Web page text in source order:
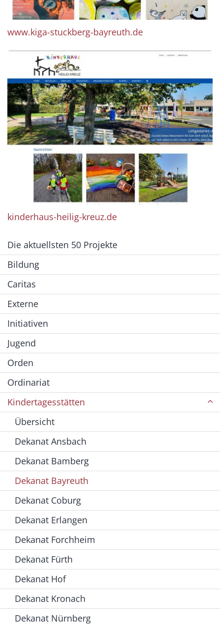
www.kiga-stuckberg-bayreuth.de
kinderhaus-heilig-kreuz.de
Die aktuellsten 50 Projekte
Bildung
Caritas
Externe
Initiativen
Jugend
Orden
Ordinariat
Kindertagesstätten
Übersicht
Dekanat Ansbach
Dekanat Bamberg
Dekanat Bayreuth
Dekanat Coburg
Dekanat Erlangen
Dekanat Forchheim
Dekanat Fürth
Dekanat Hof
Dekanat Kronach
Dekanat Nürnberg